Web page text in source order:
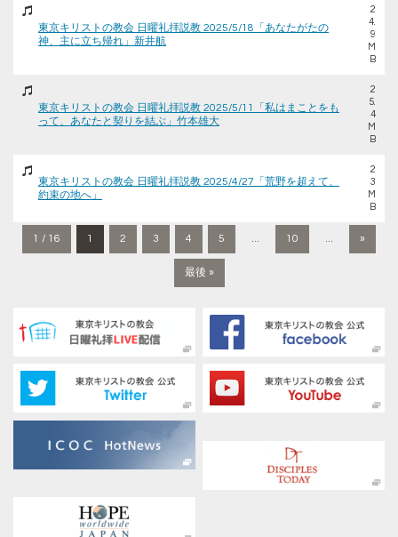
東京キリストの教会 日曜礼拝説教 2025/5/18「あなたがたの
神、主に立ち帰れ」新井航
2
4.
9
M
B
東京キリストの教会 日曜礼拝説教 2025/5/11「私はまことをも
って、あなたと契りを結ぶ」竹本雄大
2
5.
4
M
B
東京キリストの教会 日曜礼拝説教 2025/4/27「荒野を超えて、
約束の地へ」
2
3
M
B
1 / 16 1 2 3 4 5 ... 10 ... »
最後 »